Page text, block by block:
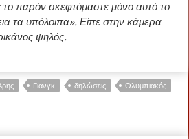
παρόν σκεφτόμαστε μόνο αυτό το
τα υπόλοιπα». Είπε στην κάμερα
ψηλός.
Γιανγκ δηλώσεις Ολυμπιακός